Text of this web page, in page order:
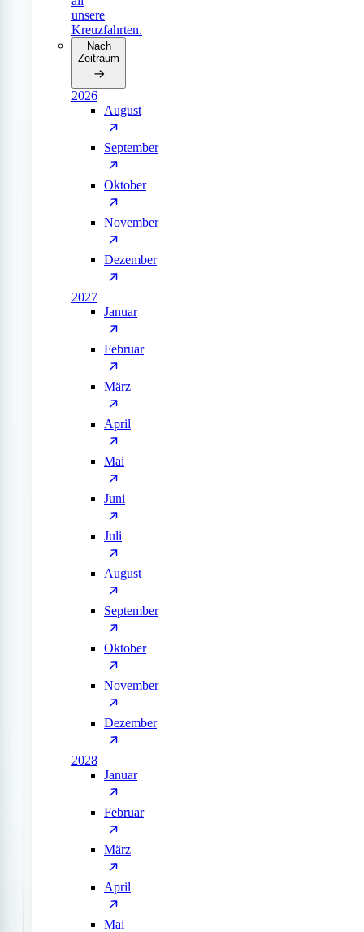
unsere
Kreuzfahrten.
Nach
Zeitraum
2026
August
September
Oktober
November
Dezember
2027
Januar
Februar
März
April
Mai
Juni
Juli
August
September
Oktober
November
Dezember
2028
Januar
Februar
März
April
Mai